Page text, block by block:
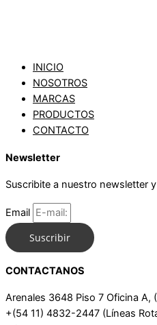
INICIO
NOSOTROS
MARCAS
PRODUCTOS
CONTACTO
Newsletter
Suscribite a nuestro newsletter
Email
Suscribir
CONTACTANOS
Arenales 3648 Piso 7 Oficina A,
+(54 11) 4832-2447 (Líneas